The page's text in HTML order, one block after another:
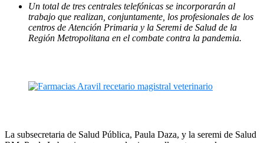
Un total de tres centrales telefónicas se incorporarán al
trabajo que realizan, conjuntamente, los profesionales de los
centros de Atención Primaria y la Seremi de Salud de la
Región Metropolitana en el combate contra la pandemia.
La subsecretaria de Salud Pública, Paula Daza, y la seremi de Salud